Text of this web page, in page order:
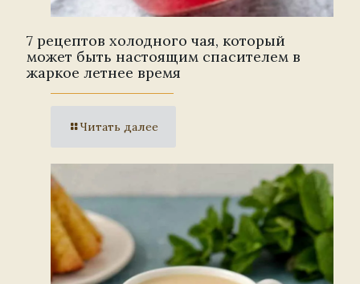
7 рецептов холодного чая, который
может быть настоящим спасителем в
жаркое летнее время
Читать далее